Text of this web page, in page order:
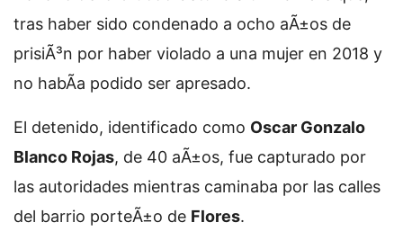
tras haber sido condenado a ocho aÃ±os de
prisiÃ³n por haber violado a una mujer en 2018 y
no habÃ­a podido ser apresado.
El detenido, identificado como Oscar Gonzalo
Blanco Rojas, de 40 aÃ±os, fue capturado por
las autoridades mientras caminaba por las calles
del barrio porteÃ±o de Flores.